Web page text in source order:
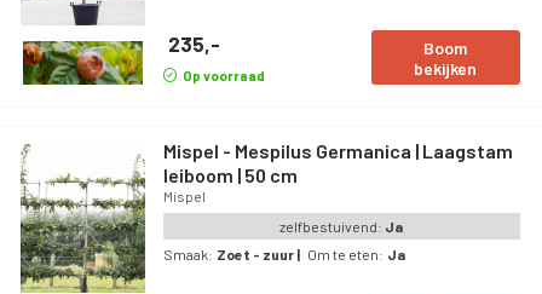
235,-
Op voorraad
Boom
bekijken
Mispel - Mespilus Germanica | Laagstam
leiboom | 50 cm
Mispel
zelfbestuivend: Ja
Smaak: Zoet - zuur | Om te eten: Ja